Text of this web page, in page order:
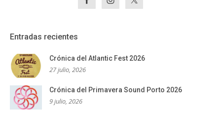
Entradas recientes
Crónica del Atlantic Fest 2026
27 julio, 2026
Crónica del Primavera Sound Porto 2026
9 julio, 2026